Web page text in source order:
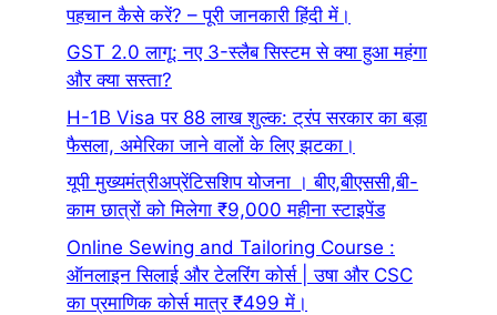
पहचान कैसे करें? – पूरी जानकारी हिंदी में।
GST 2.0 लागू: नए 3-स्लैब सिस्टम से क्या हुआ महंगा
और क्या सस्ता?
H-1B Visa पर 88 लाख शुल्क: ट्रंप सरकार का बड़ा
फैसला, अमेरिका जाने वालों के लिए झटका।
यूपी मुख्यमंत्रीअप्रेंटिसशिप योजना । बीए,बीएससी,बी-
काम छात्रों को मिलेगा ₹9,000 महीना स्टाइपेंड
Online Sewing and Tailoring Course :
ऑनलाइन सिलाई और टेलरिंग कोर्स | उषा और CSC
का प्रमाणिक कोर्स मात्र ₹499 में।